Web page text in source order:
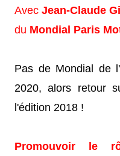
Avec Jean-Claude
du Mondial Paris
Pas de Mondial de
2020, alors retour
l'édition 2018 !
Promouvoir le